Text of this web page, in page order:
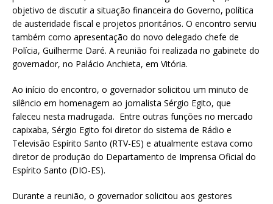
p
objetivo de discutir a situação financeira do Governo, política
de austeridade fiscal e projetos prioritários. O encontro serviu
também como apresentação do novo delegado chefe de
Polícia, Guilherme Daré. A reunião foi realizada no gabinete do
governador, no Palácio Anchieta, em Vitória.
Ao início do encontro, o governador solicitou um minuto de
silêncio em homenagem ao jornalista Sérgio Egito, que
faleceu nesta madrugada. Entre outras funções no mercado
capixaba, Sérgio Egito foi diretor do sistema de Rádio e
Televisão Espírito Santo (RTV-ES) e atualmente estava como
diretor de produção do Departamento de Imprensa Oficial do
Espírito Santo (DIO-ES).
Durante a reunião, o governador solicitou aos gestores